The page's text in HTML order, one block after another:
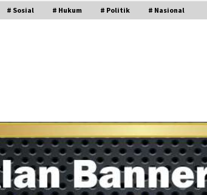
# Sosial # Hukum # Politik # Nasional